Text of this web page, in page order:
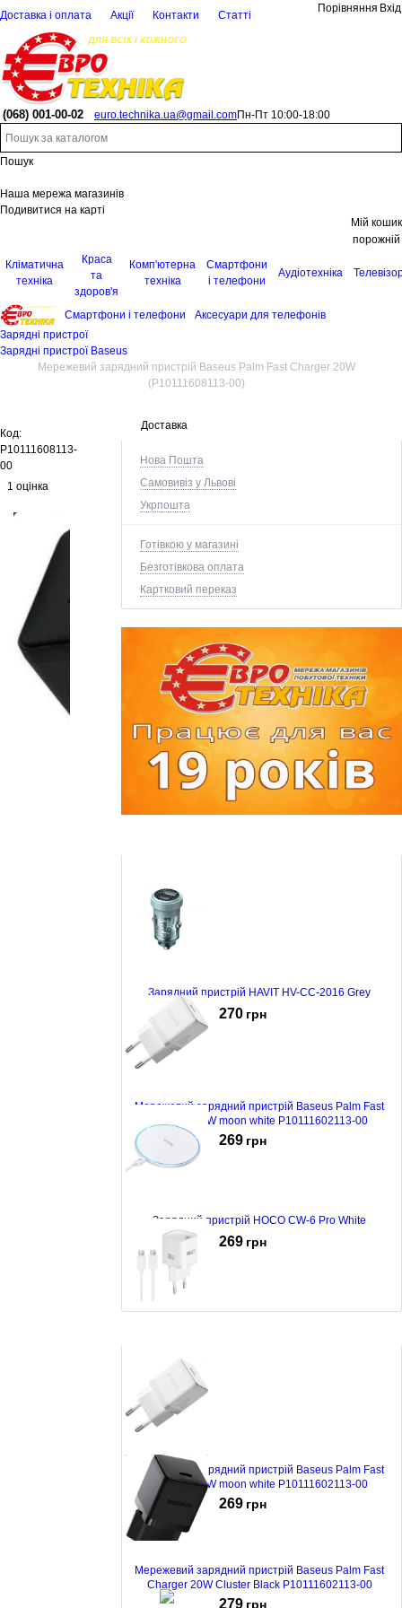
Доставка і оплата Акції Контакти Статті
Порівняння Вхід
(068) 001-00-02 euro.technika.ua@gmail.comПн-Пт 10:00-18:00
Пошук
Наша мережа магазинів
Подивитися на карті
Мій кошик
порожній
Кліматична
техніка
Краса
та
здоров'я
Комп'ютерна
техніка
Смартфони
і телефони
Аудіотехніка
Смартфони і телефони
Аксесуари для телефонів
Зарядні пристрої
Зарядні пристрої Baseus
Мережевий зарядний пристрій Baseus Palm Fast Charger 20W
(P10111608113-00)
Доставка
Нова Пошта
Самовивіз у Львові
Укрпошта
Готівкою у магазині
Безготівкова оплата
Картковий переказ
Зарядний пристрій HAVIT HV-CC-2016 Grey
270 грн
Мережевий зарядний пристрій Baseus Palm Fast
Charger 20W moon white P10111602113-00
269 грн
Зарядний пристрій HOCO CW-6 Pro White
269 грн
Мережевий зарядний пристрій Baseus Palm Fast
Charger 20W moon white P10111602113-00
269 грн
Мережевий зарядний пристрій Baseus Palm Fast
Charger 20W Cluster Black P10111602113-00
279 грн
Код:
P10111608113-
00
1 оцінка